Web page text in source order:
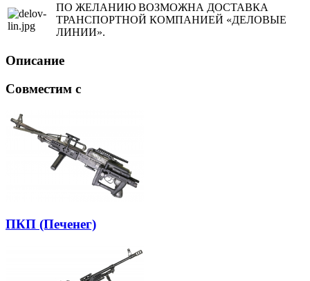
ПО ЖЕЛАНИЮ ВОЗМОЖНА ДОСТАВКА
ТРАНСПОРТНОЙ КОМПАНИЕЙ «ДЕЛОВЫЕ
ЛИНИИ».
Описание
Совместим с
ПКП (Печенег)